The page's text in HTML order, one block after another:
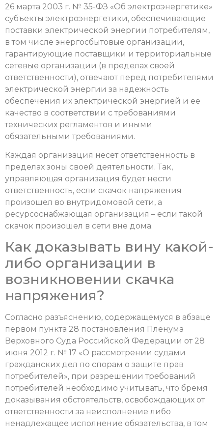
26 марта 2003 г. № 35-ФЗ «Об электроэнергетике»
субъекты электроэнергетики, обеспечивающие
поставки электрической энергии потребителям,
в том числе энергосбытовые организации,
гарантирующие поставщики и территориальные
сетевые организации (в пределах своей
ответственности), отвечают перед потребителями
электрической энергии за надежность
обеспечения их электрической энергией и ее
качество в соответствии с требованиями
технических регламентов и иными
обязательными требованиями.
Каждая организация несет ответственность в
пределах зоны своей деятельности. Так,
управляющая организация будет нести
ответственность, если скачок напряжения
произошел во внутридомовой сети, а
ресурсоснабжающая организация – если такой
скачок произошел в сети вне дома.
Как доказывать вину какой-
либо организации в
возникновении скачка
напряжения?
Согласно разъяснению, содержащемуся в абзаце
первом пункта 28 постановления Пленума
Верховного Суда Российской Федерации от 28
июня 2012 г. № 17 «О рассмотрении судами
гражданских дел по спорам о защите прав
потребителей», при разрешении требований
потребителей необходимо учитывать, что бремя
доказывания обстоятельств, освобождающих от
ответственности за неисполнение либо
ненадлежащее исполнение обязательства, в том